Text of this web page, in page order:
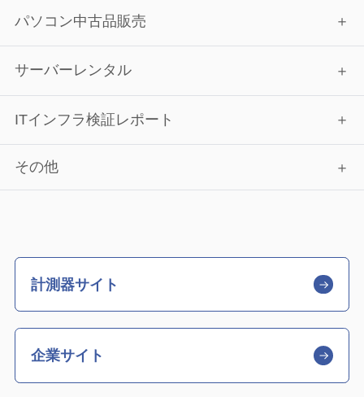
パソコン中古品販売
サーバーレンタル
ITインフラ検証レポート
その他
計測器サイト
企業サイト